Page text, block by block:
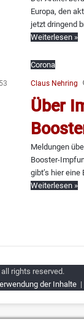
Europa, den
jetzt dringend
Weiterlesen »
Corona
Claus Nehring
Über
Meldungen
Booster-
gibt’s hier eine
Weiterlesen »
all rights reserved.
der Inhalte |